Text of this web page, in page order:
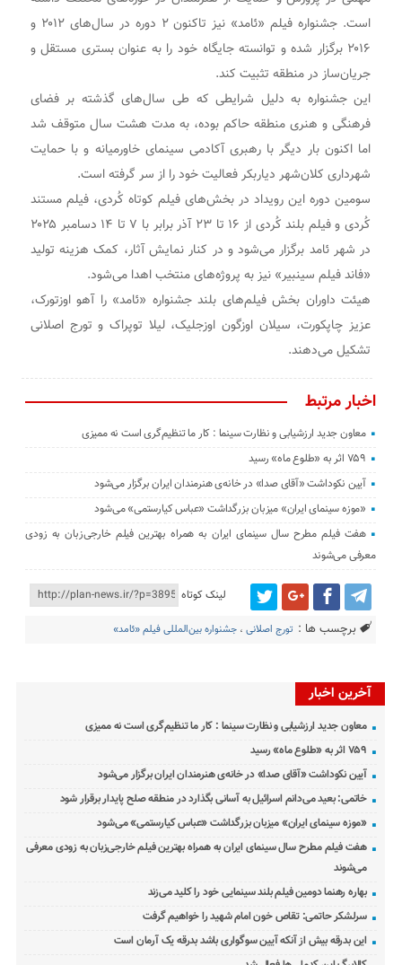
است. جشنواره فیلم «ئامد» نیز تاکنون ۲ دوره در سال‌های ۲۰۱۲ و
۲۰۱۶ برگزار شده و توانسته جایگاه خود را به‌ عنوان بستری مستقل و
جریان‌ساز در منطقه تثبیت کند.
این جشنواره به دلیل شرایطی که طی سال‌های گذشته بر فضای
فرهنگی و هنری منطقه حاکم بوده، به مدت هشت سال متوقف شد
اما اکنون بار دیگر با رهبری آکادمی سینمای خاورمیانه و با حمایت
شهرداری کلان‌شهر دیاربکر فعالیت خود را از سر گرفته است.
سومین دوره این رویداد در بخش‌های فیلم کوتاه کُردی، فیلم مستند
کُردی و فیلم بلند کُردی از ۱۶ تا ۲۳ آذر برابر با ۷ تا ۱۴ دسامبر ۲۰۲۵
در شهر ئامد برگزار می‌شود و در کنار نمایش آثار، کمک‌ هزینه تولید
«فاند فیلم سینبیر» نیز به پروژه‌های منتخب اهدا می‌شود.
هیئت داوران بخش فیلم‌های بلند جشنواره «ئامد» را آهو اوزتورک،
عزیز چاپکورت، سیلان اوزگون اوزجلیک، لیلا توپراک و تورج اصلانی
تشکیل می‌دهند.
اخبار مرتبط
معاون جدید ارزشیابی و نظارت سینما : کار ما تنظیم‌گری است نه ممیزی
۷۵۹ اثر به «طلوع ماه» رسید
آیین نکوداشت «آقای صدا» در خانه‌ی هنرمندان ایران برگزار می‌شود
«موزه سینمای ایران» میزبان بزرگداشت «عباس کیارستمی» می‌شود
هفت فیلم مطرح سال سینمای ایران به همراه بهترین فیلم خارجی‌زبان به زودی
معرفی می‌شوند
لینک کوتاه
برچسب ها : تورج اصلانی ،جشنواره بین‌المللی فیلم «ئامد»
آخرین اخبار
معاون جدید ارزشیابی و نظارت سینما : کار ما تنظیم‌گری است نه ممیزی
۷۵۹ اثر به «طلوع ماه» رسید
آیین نکوداشت «آقای صدا» در خانه‌ی هنرمندان ایران برگزار می‌شود
خاتمی: بعید می‌دانم اسرائیل به آسانی بگذارد در منطقه صلح پایدار برقرار شود
«موزه سینمای ایران» میزبان بزرگداشت «عباس کیارستمی» می‌شود
هفت فیلم مطرح سال سینمای ایران به همراه بهترین فیلم خارجی‌زبان به زودی معرفی
می‌شوند
بهاره رهنما دومین فیلم بلند سینمایی خود را کلید می‌زند
سرلشکر حاتمی: تقاص خون امام شهید را خواهیم گرفت
این بدرقه بیش از آنکه آیین سوگواری باشد بدرقه یک آرمان است